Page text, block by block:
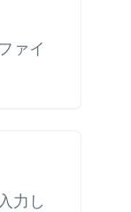
ァイ
力し